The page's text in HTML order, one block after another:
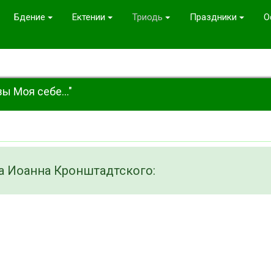
Бдение Ектении Триодь Праздники
Моя себе..."
Иоанна Кронштадтского: